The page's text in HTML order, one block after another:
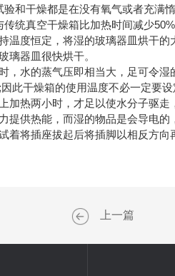
干燥都是在没有氧气或者充满惰
真空干燥箱比加热时间减少50%
度恒定，将湿的玻璃器皿烘干的
璃器皿很快烘干。
水的蒸气压即相当大，足可令湿
此干燥箱的使用温度不必一定要
加热两小时，才足以使水分子驱走
供热能，而湿的物品是会导电的
着将插座拔起后将插脚以相反方
上一篇